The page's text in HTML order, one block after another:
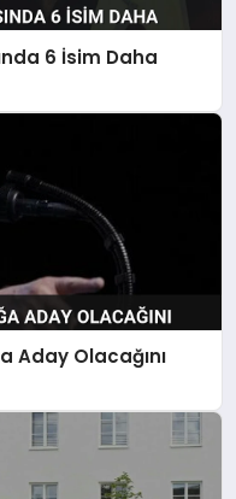
6 İsim Daha
Aday Olacağını